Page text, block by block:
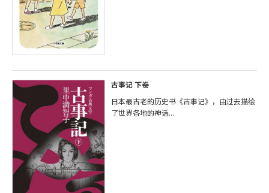
古事记 下卷
日本最古老的历史书《古事记》，由过去描绘
了世界各地的神话...